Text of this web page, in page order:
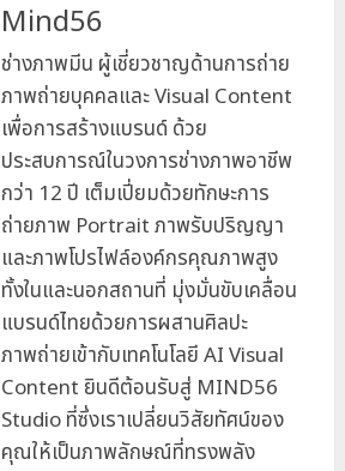
Mind56
ช่างภาพมีน ผู้เชี่ยวชาญด้านการถ่าย
ภาพถ่ายบุคคลและ Visual Content
เพื่อการสร้างแบรนด์ ด้วย
ประสบการณ์ในวงการช่างภาพอาชีพ
กว่า 12 ปี เต็มเปี่ยมด้วยทักษะการ
ถ่ายภาพ Portrait ภาพรับปริญญา
และภาพโปรไฟล์องค์กรคุณภาพสูง
ทั้งในและนอกสถานที่ มุ่งมั่นขับเคลื่อน
แบรนด์ไทยด้วยการผสานศิลปะ
ภาพถ่ายเข้ากับเทคโนโลยี AI Visual
Content ยินดีต้อนรับสู่ MIND56
Studio ที่ซึ่งเราเปลี่ยนวิสัยทัศน์ของ
คุณให้เป็นภาพลักษณ์ที่ทรงพลัง